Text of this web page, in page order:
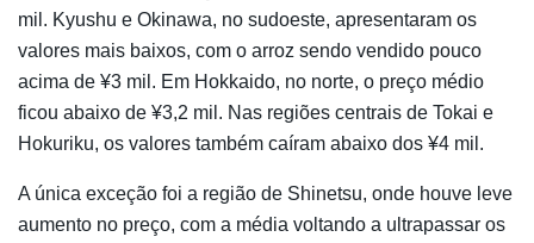
mil. Kyushu e Okinawa, no sudoeste, apresentaram os
valores mais baixos, com o arroz sendo vendido pouco
acima de ¥3 mil. Em Hokkaido, no norte, o preço médio
ficou abaixo de ¥3,2 mil. Nas regiões centrais de Tokai e
Hokuriku, os valores também caíram abaixo dos ¥4 mil.
A única exceção foi a região de Shinetsu, onde houve leve
aumento no preço, com a média voltando a ultrapassar os